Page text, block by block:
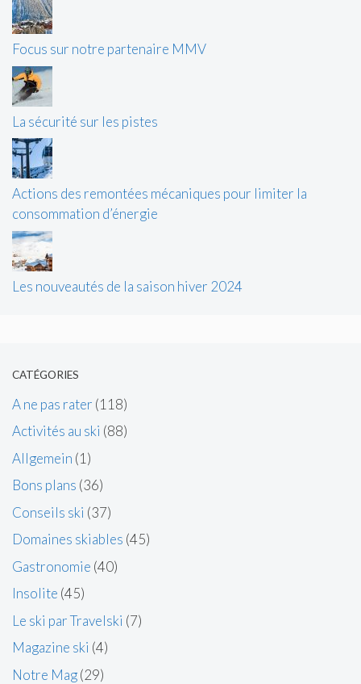
Focus sur notre partenaire MMV
La sécurité sur les pistes
Actions des remontées mécaniques pour limiter la
consommation d’énergie
Les nouveautés de la saison hiver 2024
CATÉGORIES
A ne pas rater (118)
Activités au ski (88)
Allgemein (1)
Bons plans (36)
Conseils ski (37)
Domaines skiables (45)
Gastronomie (40)
Insolite (45)
Le ski par Travelski (7)
Magazine ski (4)
Notre Mag(29)